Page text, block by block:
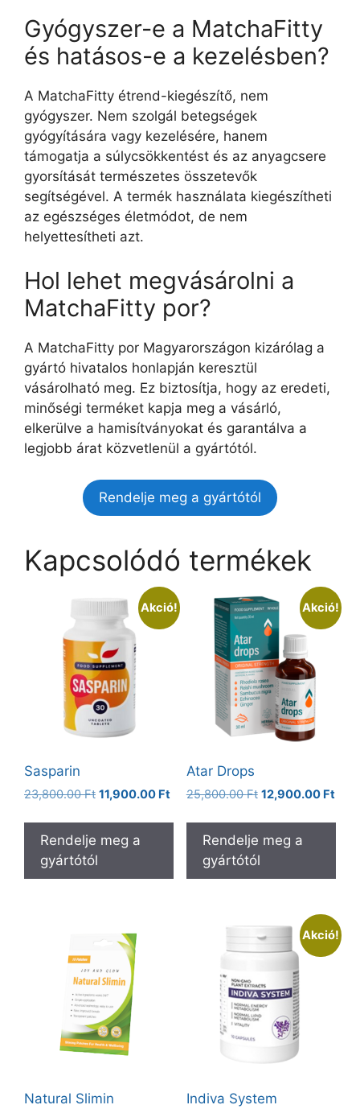
Gyógyszer-e a MatchaFitty
és hatásos-e a kezelésben?
A MatchaFitty étrend-kiegészítő, nem
gyógyszer. Nem szolgál betegségek
gyógyítására vagy kezelésére, hanem
támogatja a súlycsökkentést és az anyagcsere
gyorsítását természetes összetevők
segítségével. A termék használata kiegészítheti
az egészséges életmódot, de nem
helyettesítheti azt.
Hol lehet megvásárolni a
MatchaFitty por?
A MatchaFitty por Magyarországon kizárólag a
gyártó hivatalos honlapján keresztül
vásárolható meg. Ez biztosítja, hogy az eredeti,
minőségi terméket kapja meg a vásárló,
elkerülve a hamisítványokat és garantálva a
legjobb árat közvetlenül a gyártótól.
Rendelje meg a gyártótól
Kapcsolódó termékek
Akció!
Sasparin
23,800.00Ft Original
was:
23,800.00 Ft.
11,900.00 Ft Current
is:
11,900.00 Ft.
Rendelje meg a
gyártótól
Akció!
Atar Drops
25,800.00Ft Original
was:
25,800.00 Ft.
12,900.00 Ft
is:
Rendelje meg a
gyártótól
Natural Slimin
Akció!
Indiva System